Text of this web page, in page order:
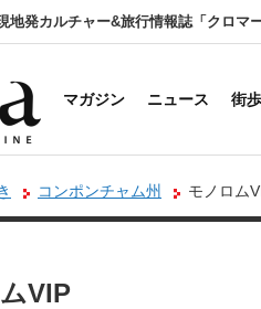
発カルチャー&旅行情報誌「クロマー
マガジン ニュース 街
コンポンチャム州 モノロム
VIP